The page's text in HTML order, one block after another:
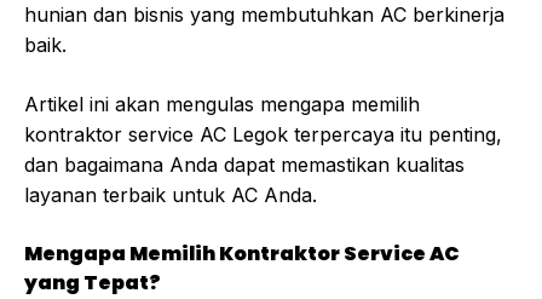
hunian dan bisnis yang membutuhkan AC berkinerja
baik.
Artikel ini akan mengulas mengapa memilih
kontraktor service AC Legok terpercaya itu penting,
dan bagaimana Anda dapat memastikan kualitas
layanan terbaik untuk AC Anda.
Mengapa Memilih Kontraktor Service AC
yang Tepat?